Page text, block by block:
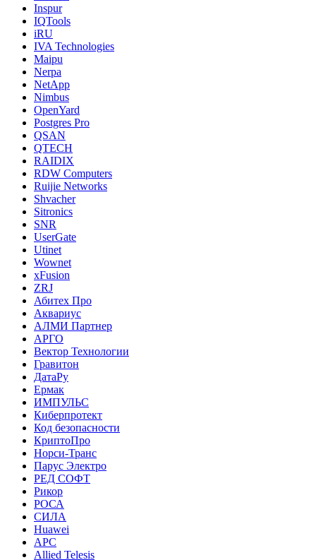
Inspur
IQTools
iRU
IVA Technologies
Maipu
Nerpa
NetApp
Nimbus
OpenYard
Postgres Pro
QSAN
QTECH
RAIDIX
RDW Computers
Ruijie Networks
Shvacher
Sitronics
SNR
UserGate
Utinet
Wownet
xFusion
ZRJ
Абитех Про
Аквариус
АЛМИ Партнер
АРГО
Вектор Технологии
Гравитон
ДатаРу
Ермак
ИМПУЛЬС
Киберпротект
Код безопасности
КриптоПро
Норси-Транс
Парус Электро
РЕД СОФТ
Рикор
РОСА
СИЛА
Huawei
APC
Allied Telesis